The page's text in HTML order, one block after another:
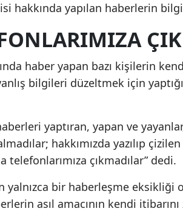
hakkında yapılan haberlerin
haber yapan bazı kişilerin
bilgileri düzeltmek için
yaptıran, yapan ve
hakkımızda yazılıp
telefonlarımıza çıkmadılar” dedi.
yalnızca bir haberleşme eksikliği
asıl amacının kendi